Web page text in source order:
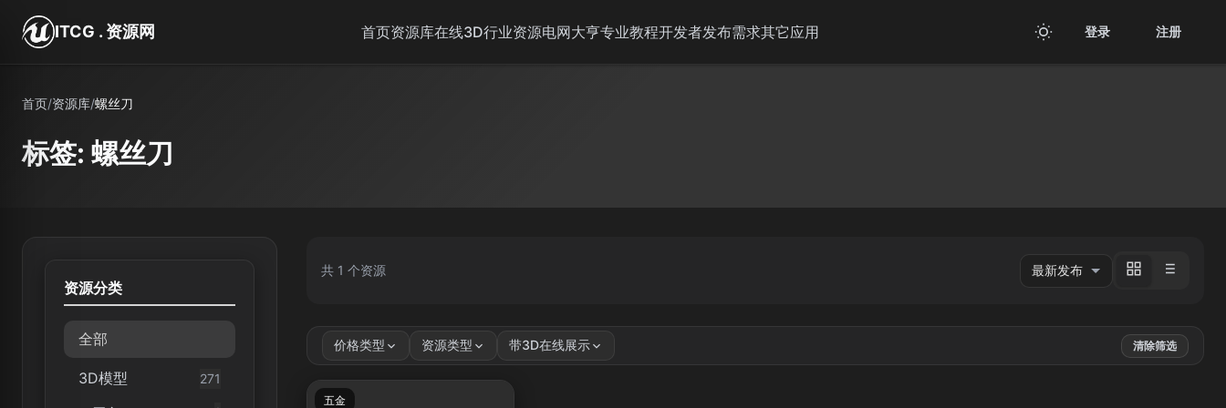
ITCG . 资源网 首页资源库在线3D行业资源电网大亨专业教程开发者发布需求其它应用 登录 注册
首页/资源库/螺丝刀
标签: 螺丝刀
资源分类
全部
3D模型 271
共 1 个资源
价格类型 资源类型 带3D在线展示 清除筛选
五金